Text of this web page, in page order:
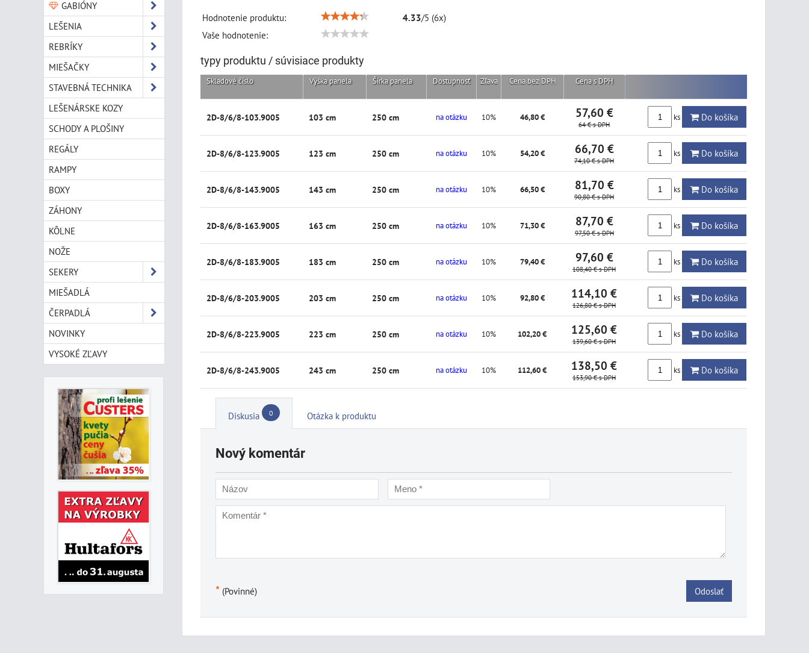
Hodnotenie produktu: 4.33/5 (6x)
Vaše hodnotenie:
typy produktu / súvisiace produkty
Skladové číslo Výška panela Šírka panela Dostupnosť Zľava Cena bez DPH Cena s DPH
2D-8/6/8-103.9005 103 cm 250 cm na otázku 10% 46,80 € 57,60 €
64 € s DPH
ks Do košíka
2D-8/6/8-123.9005 123 cm 250 cm na otázku 10% 54,20 € 66,70 €
74,10 € s DPH
ks Do košíka
2D-8/6/8-143.9005 143 cm 250 cm na otázku 10% 66,50 € 81,70 €
90,80 € s DPH
ks Do košíka
2D-8/6/8-163.9005 163 cm 250 cm na otázku 10% 71,30 € 87,70 €
97,50 € s DPH
ks Do košíka
2D-8/6/8-183.9005 183 cm 250 cm na otázku 10% 79,40 € 97,60 €
108,40 € s DPH
ks Do košíka
2D-8/6/8-203.9005 203 cm 250 cm na otázku 10% 92,80 € 114,10 €
126,80 € s DPH
ks Do košíka
2D-8/6/8-223.9005 223 cm 250 cm na otázku 10% 102,20 € 125,60 €
139,60 € s DPH
ks Do košíka
2D-8/6/8-243.9005 243 cm 250 cm na otázku 10% 112,60 € 138,50 €
153,90 € s DPH
ks Do košíka
Diskusia 0 Otázka k produktu
Nový komentár
* (Povinné) Odoslať
GABIÓNY
LEŠENIA
REBRÍKY
MIEŠAČKY
STAVEBNÁ TECHNIKA
LEŠENÁRSKE KOZY
SCHODY A PLOŠINY
REGÁLY
RAMPY
BOXY
ZÁHONY
KÔLNE
NOŽE
SEKERY
MIEŠADLÁ
ČERPADLÁ
NOVINKY
VYSOKÉ ZĽAVY